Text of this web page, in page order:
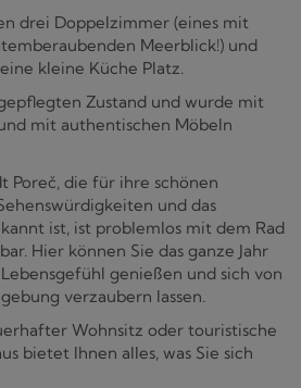
drei Doppelzimmer (eines mit
Meerblick!) und
kleine Küche Platz.
Zustand und wurde mit
mit authentischen Möbeln
Poreč, die für ihre schönen
und das
ist, ist problemlos mit dem Rad
Hier können Sie das ganze Jahr
genießen und sich von
verzaubern lassen.
Wohnsitz oder touristische
bietet Ihnen alles, was Sie sich